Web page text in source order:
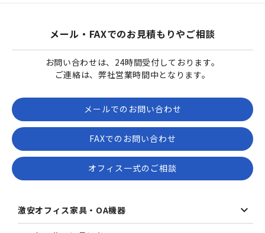
メール・FAXでのお見積もりやご相談
お問い合わせは、24時間受付しております。
ご連絡は、弊社営業時間中となります。
メールでのお問い合わせ
FAXでのお問い合わせ
オフィス一式のご相談
激安オフィス家具・OA機器